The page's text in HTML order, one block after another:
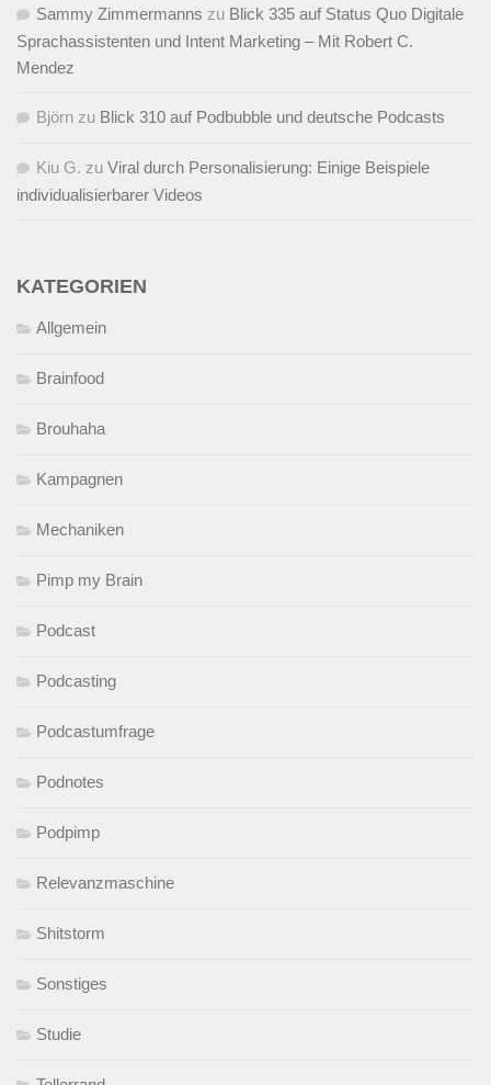
Sammy Zimmermanns zu Blick 335 auf Status Quo Digitale
Sprachassistenten und Intent Marketing – Mit Robert C.
Mendez
Björn zu Blick 310 auf Podbubble und deutsche Podcasts
Kiu G. zu Viral durch Personalisierung: Einige Beispiele
individualisierbarer Videos
KATEGORIEN
Allgemein
Brainfood
Brouhaha
Kampagnen
Mechaniken
Pimp my Brain
Podcast
Podcasting
Podcastumfrage
Podnotes
Podpimp
Relevanzmaschine
Shitstorm
Sonstiges
Studie